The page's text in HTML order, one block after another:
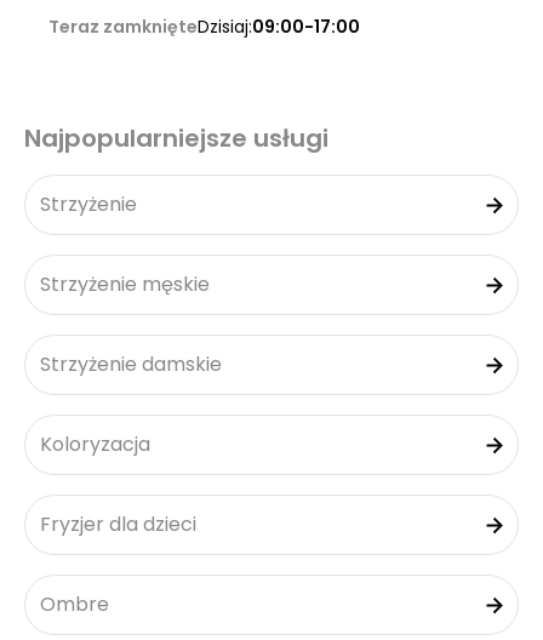
Teraz zamknięteDzisiaj:09:00-17:00
Najpopularniejsze usługi
Strzyżenie
Strzyżenie męskie
Strzyżenie damskie
Koloryzacja
Fryzjer dla dzieci
Ombre